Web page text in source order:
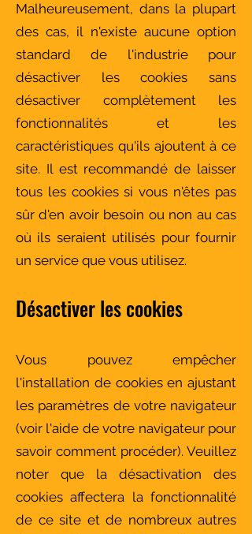
Malheureusement, dans la plupart
des cas, il n'existe aucune option
standard de l'industrie pour
désactiver les cookies sans
désactiver complètement les
fonctionnalités et les
caractéristiques qu'ils ajoutent à ce
site. Il est recommandé de laisser
tous les cookies si vous n'êtes pas
sûr d'en avoir besoin ou non au cas
où ils seraient utilisés pour fournir
un service que vous utilisez.
Désactiver les cookies
Vous pouvez empêcher
l'installation de cookies en ajustant
les paramètres de votre navigateur
(voir l'aide de votre navigateur pour
savoir comment procéder). Veuillez
noter que la désactivation des
cookies affectera la fonctionnalité
de ce site et de nombreux autres